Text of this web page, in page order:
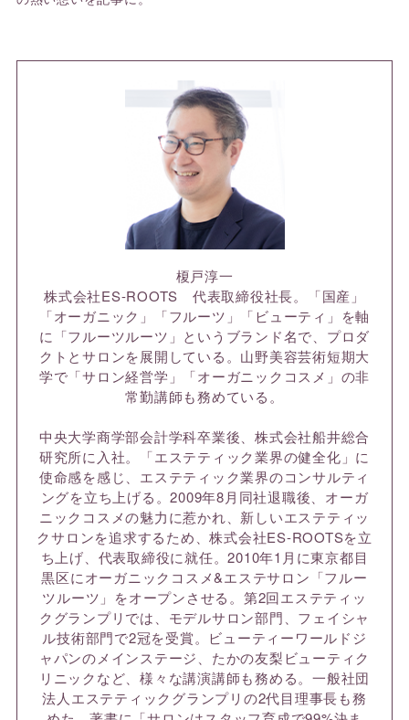
榎戸淳一
株式会社ES-ROOTS 代表取締役社長。「国産」
「オーガニック」「フルーツ」「ビューティ」を軸
に「フルーツルーツ」というブランド名で、プロダ
クトとサロンを展開している。山野美容芸術短期大
学で「サロン経営学」「オーガニックコスメ」の非
常勤講師も務めている。
中央大学商学部会計学科卒業後、株式会社船井総合
研究所に入社。「エステティック業界の健全化」に
使命感を感じ、エステティック業界のコンサルティ
ングを立ち上げる。2009年8月同社退職後、オーガ
ニックコスメの魅力に惹かれ、新しいエステティッ
クサロンを追求するため、株式会社ES-ROOTSを立
ち上げ、代表取締役に就任。2010年1月に東京都目
黒区にオーガニックコスメ&エステサロン「フルー
ツルーツ」をオープンさせる。第2回エステティッ
クグランプリでは、モデルサロン部門、フェイシャ
ル技術部門で2冠を受賞。ビューティーワールドジ
ャパンのメインステージ、たかの友梨ビューティク
リニックなど、様々な講演講師も務める。一般社団
法人エステティックグランプリの2代目理事長も務